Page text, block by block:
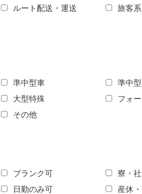
ルート配送・運送 旅客
準中型車 準中型
大型特殊 フォ
その他
ブランク可 寮・
日勤のみ可 産休